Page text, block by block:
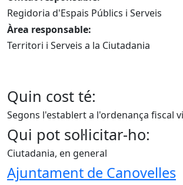
Regidoria d'Espais Públics i Serveis
Àrea responsable:
Territori i Serveis a la Ciutadania
Quin cost té:
Segons l'establert a l'ordenança fiscal
Qui pot sol·licitar-ho:
Ciutadania, en general
Ajuntament de Canovelles